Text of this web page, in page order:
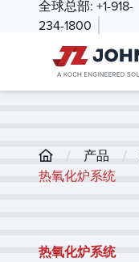
全球总部: +1-918-
234-1800
/ 产品 /
热氧化炉系统
热氧化炉系统